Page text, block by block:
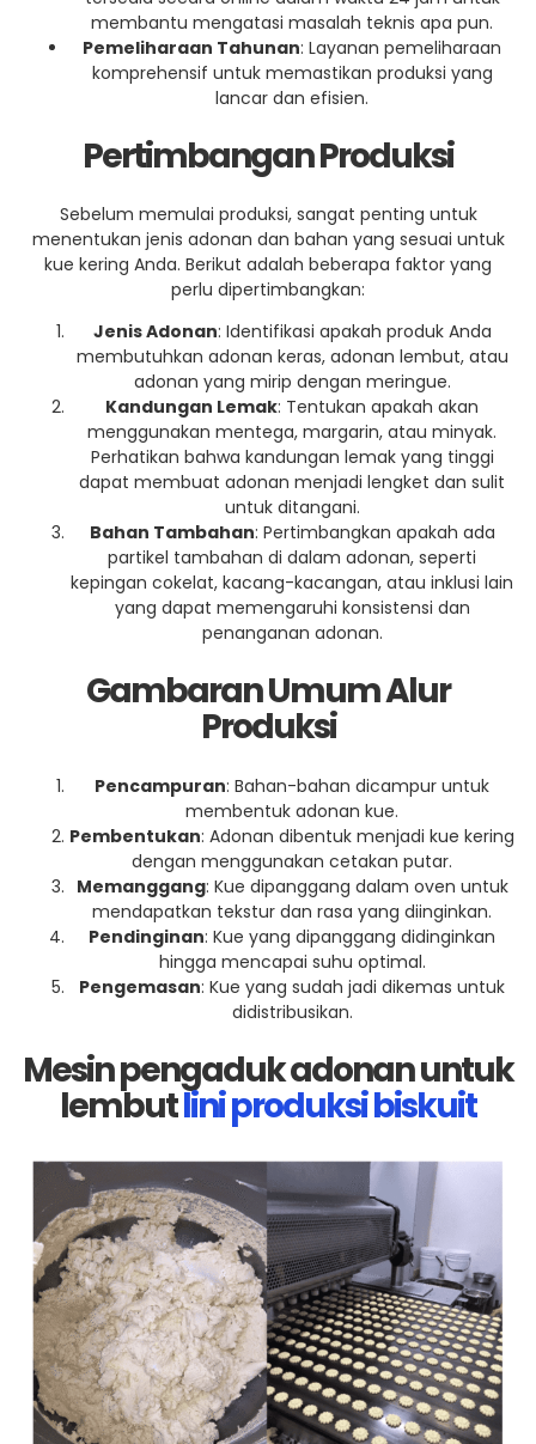
membantu mengatasi masalah teknis apa pun.
Pemeliharaan Tahunan: Layanan pemeliharaan
komprehensif untuk memastikan produksi yang
lancar dan efisien.
Pertimbangan Produksi
Sebelum memulai produksi, sangat penting untuk
menentukan jenis adonan dan bahan yang sesuai untuk
kue kering Anda. Berikut adalah beberapa faktor yang
perlu dipertimbangkan:
Jenis Adonan: Identifikasi apakah produk Anda
membutuhkan adonan keras, adonan lembut, atau
adonan yang mirip dengan meringue.
Kandungan Lemak: Tentukan apakah akan
menggunakan mentega, margarin, atau minyak.
Perhatikan bahwa kandungan lemak yang tinggi
dapat membuat adonan menjadi lengket dan sulit
untuk ditangani.
Bahan Tambahan: Pertimbangkan apakah ada
partikel tambahan di dalam adonan, seperti
kepingan cokelat, kacang-kacangan, atau inklusi lain
yang dapat memengaruhi konsistensi dan
penanganan adonan.
Gambaran Umum Alur
Produksi
Pencampuran: Bahan-bahan dicampur untuk
membentuk adonan kue.
Pembentukan: Adonan dibentuk menjadi kue kering
dengan menggunakan cetakan putar.
Memanggang: Kue dipanggang dalam oven untuk
mendapatkan tekstur dan rasa yang diinginkan.
Pendinginan: Kue yang dipanggang didinginkan
hingga mencapai suhu optimal.
Pengemasan: Kue yang sudah jadi dikemas untuk
didistribusikan.
Mesin pengaduk adonan untuk
lembutlini produksi biskuit